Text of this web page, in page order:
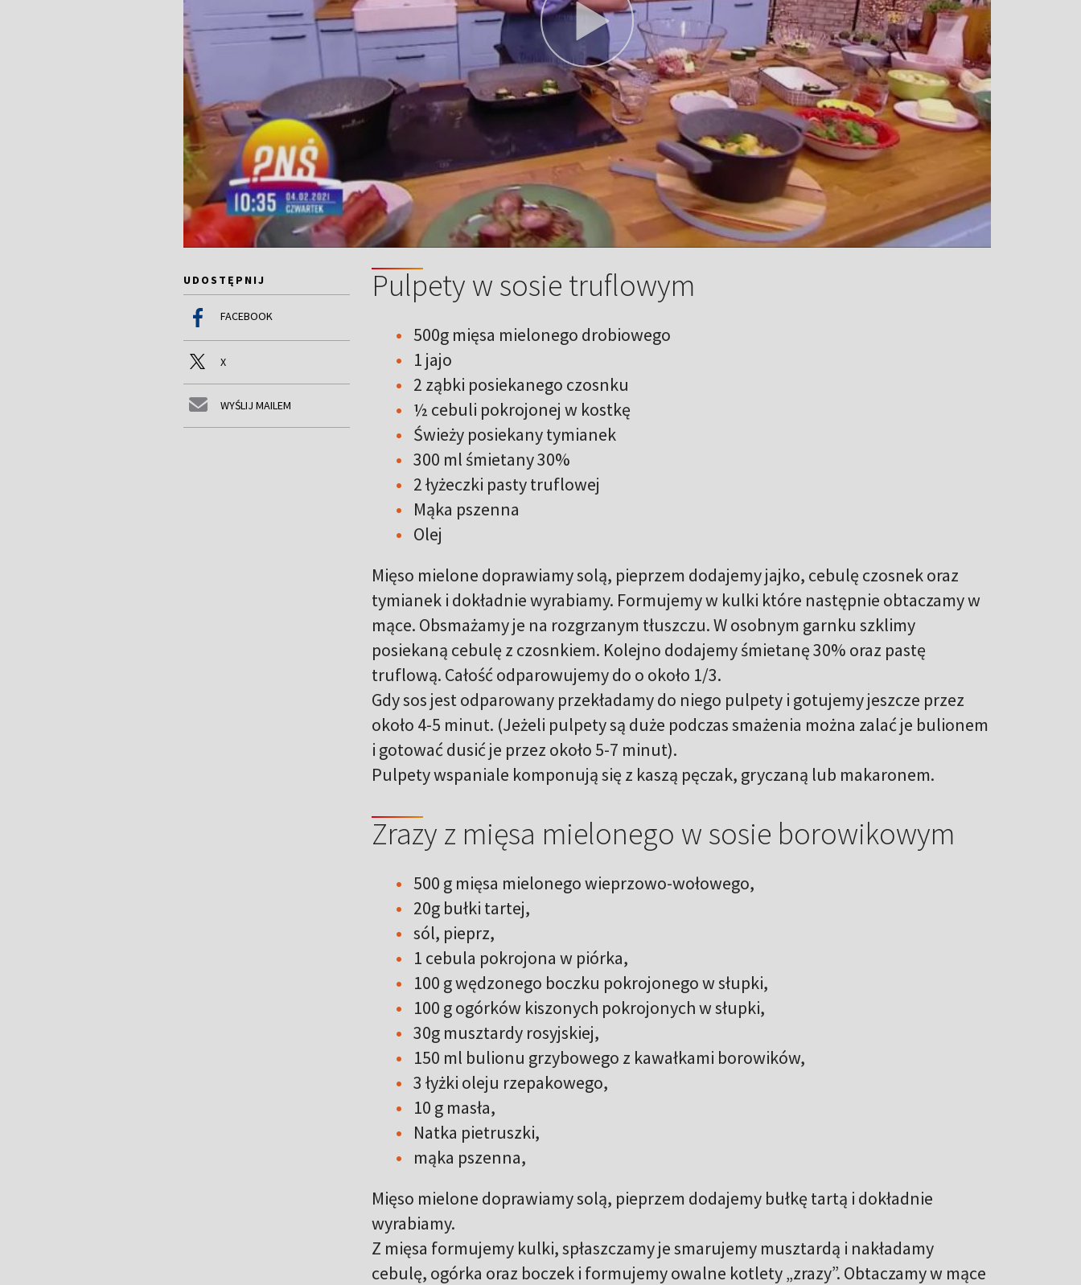
UDOSTĘPNIJ
FACEBOOK
X
WYŚLIJ MAILEM
Pulpety w sosie truflowym
500g mięsa mielonego drobiowego
1 jajo
2 ząbki posiekanego czosnku
½ cebuli pokrojonej w kostkę
Świeży posiekany tymianek
300 ml śmietany 30%
2 łyżeczki pasty truflowej
Mąka pszenna
Olej
Mięso mielone doprawiamy solą, pieprzem dodajemy jajko, cebulę czosnek oraz
tymianek i dokładnie wyrabiamy. Formujemy w kulki które następnie obtaczamy w
mące. Obsmażamy je na rozgrzanym tłuszczu. W osobnym garnku szklimy
posiekaną cebulę z czosnkiem. Kolejno dodajemy śmietanę 30% oraz pastę
truflową. Całość odparowujemy do o około 1/3.
Gdy sos jest odparowany przekładamy do niego pulpety i gotujemy jeszcze przez
około 4-5 minut. (Jeżeli pulpety są duże podczas smażenia można zalać je bulionem
i gotować dusić je przez około 5-7 minut).
Pulpety wspaniale komponują się z kaszą pęczak, gryczaną lub makaronem.
Zrazy z mięsa mielonego w sosie borowikowym
500 g mięsa mielonego wieprzowo-wołowego,
20g bułki tartej,
sól, pieprz,
1 cebula pokrojona w piórka,
100 g wędzonego boczku pokrojonego w słupki,
100 g ogórków kiszonych pokrojonych w słupki,
30g musztardy rosyjskiej,
150 ml bulionu grzybowego z kawałkami borowików,
3 łyżki oleju rzepakowego,
10 g masła,
Natka pietruszki,
mąka pszenna,
Mięso mielone doprawiamy solą, pieprzem dodajemy bułkę tartą i dokładnie
wyrabiamy.
Z mięsa formujemy kulki, spłaszczamy je smarujemy musztardą i nakładamy
cebulę, ogórka oraz boczek i formujemy owalne kotlety „zrazy”. Obtaczamy w mące